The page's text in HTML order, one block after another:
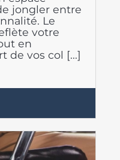
jongler entre
Le
votre
en
de vos col [...]